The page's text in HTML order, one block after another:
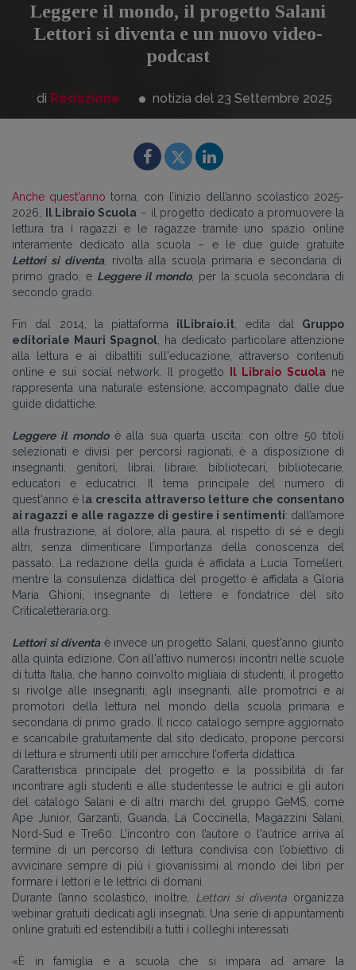
Leggere il mondo, il progetto Salani
Lettori si diventa e un nuovo video-
podcast
di Redazione notizia del 23 Settembre 2025
Anche quest'anno torna, con l’inizio dell’anno scolastico 2025-
2026,
Il Libraio Scuola – il progetto dedicato a promuovere la
lettura tra i ragazzi e le ragazze tramite uno spazio online
interamente dedicato alla scuola – e le due guide gratuite
Lettori si diventa, rivolta alla scuola primaria e secondaria di
primo grado, e Leggere il mondo, per la scuola secondaria di
secondo grado.
Fin dal 2014, la piattaforma ilLibraio.it , edita dal Gruppo
editoriale Mauri Spagnol , ha dedicato particolare attenzione
alla lettura e ai dibattiti sull'educazione, attraverso contenuti
online e sui social network. Il progetto
Il Libraio Scuolane
rappresenta una naturale estensione, accompagnato dalle due
guide didattiche.
Leggere il mondoè alla sua quarta uscita: con oltre 50 titoli
selezionati e divisi per percorsi ragionati, è a disposizione di
insegnanti, genitori, librai, libraie, bibliotecari, bibliotecarie,
educatori e educatrici. Il tema principale del numero di
quest'anno è l a crescita attraverso letture che consentano
ai ragazzi e alle ragazze di gestire i sentimenti: dall’amore
alla frustrazione, al dolore, alla paura, al rispetto di sé e degli
altri, senza dimenticare l’importanza della conoscenza del
passato. La redazione della guida è affidata a Lucia Tomelleri,
mentre la consulenza didattica del progetto è affidata a Gloria
Maria Ghioni, insegnante di lettere e fondatrice del sito
Criticaletteraria.org.
Lettori si diventaè invece un progetto Salani, quest'anno giunto
alla quinta edizione. Con all'attivo numerosi incontri nelle scuole
di tutta Italia, che hanno coinvolto migliaia di studenti, il progetto
si rivolge alle insegnanti, agli insegnanti, alle promotrici e ai
promotori della lettura nel mondo della scuola primaria e
secondaria di primo grado. Il ricco catalogo sempre aggiornato
e scaricabile gratuitamente dal sito dedicato, propone percorsi
di lettura e strumenti utili per arricchire l’offerta didattica.
Caratteristica principale del progetto è la possibilità di far
incontrare agli studenti e alle studentesse le autrici e gli autori
del catalogo Salani e di altri marchi del gruppo GeMS, come
Ape Junior, Garzanti, Guanda, La Coccinella, Magazzini Salani,
Nord-Sud e Tre60. L’incontro con l’autore o l'autrice arriva al
termine di un percorso di lettura condivisa con l’obiettivo di
avvicinare sempre di più i giovanissimi al mondo dei libri per
formare i lettori e le lettrici di domani.
Durante l’anno scolastico, inoltre, Lettori si diventa organizza
webinar gratuiti dedicati agli insegnati. Una serie di appuntamenti
online gratuiti ed estendibili a tutti i colleghi interessati.
«È in famiglia e a scuola che si impara ad amare la